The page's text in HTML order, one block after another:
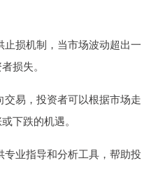
损机制，当市场波动超出一
损失。
易，投资者可以根据市场走
下跌的机遇。
业指导和分析工具，帮助投